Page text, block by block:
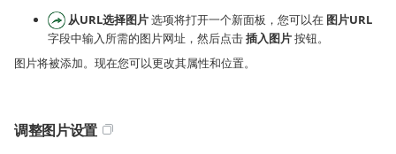
从URL选择图片选项将打开一个新面板，您可以在 图片URL
字段中输入所需的图片网址，然后点击插入图片按钮。
图片将被添加。现在您可以更改其属性和位置。
调整图片设置